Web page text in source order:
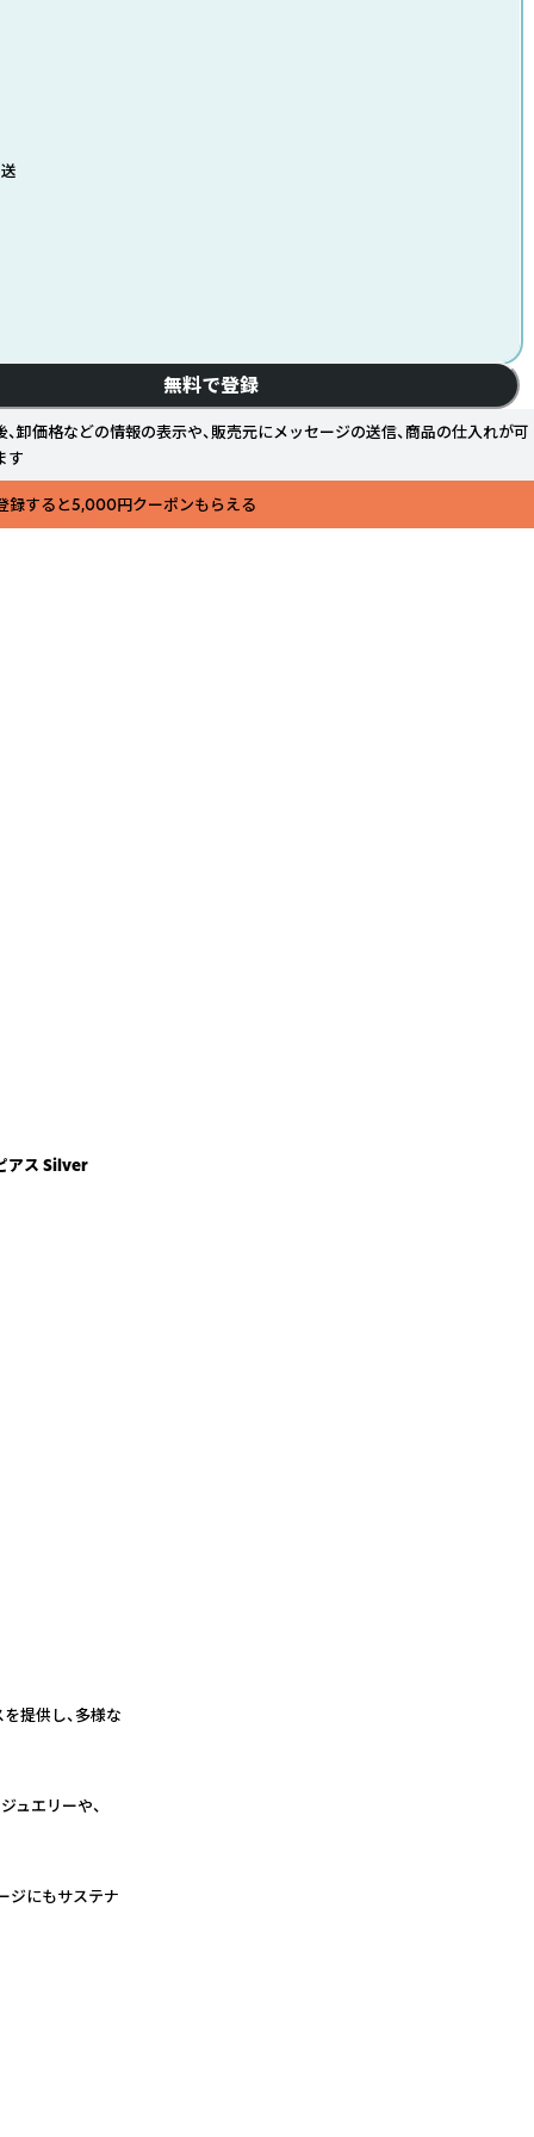
無料で登録
、卸価格などの情報の表示や、販売元にメッセージの送信、商品の仕入れが可
す
登録すると5,000円クーポンもらえる
アス Silver
提供し、多様な
ュエリーや、
ジにもサステナ